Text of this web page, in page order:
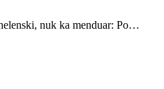
nuk ka menduar: Po…